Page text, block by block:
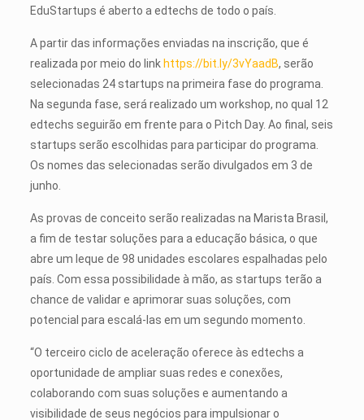
EduStartups é aberto a edtechs de todo o país.
A partir das informações enviadas na inscrição, que é
realizada por meio do linkhttps://bit.ly/3vYaadB, serão
selecionadas 24 startups na primeira fase do programa.
Na segunda fase, será realizado um workshop, no qual 12
edtechs seguirão em frente para o Pitch Day. Ao final, seis
startups serão escolhidas para participar do programa.
Os nomes das selecionadas serão divulgados em 3 de
junho.
As provas de conceito serão realizadas na Marista Brasil,
a fim de testar soluções para a educação básica, o que
abre um leque de 98 unidades escolares espalhadas pelo
país. Com essa possibilidade à mão, as startups terão a
chance de validar e aprimorar suas soluções, com
potencial para escalá-las em um segundo momento.
“O terceiro ciclo de aceleração oferece às edtechs a
oportunidade de ampliar suas redes e conexões,
colaborando com suas soluções e aumentando a
visibilidade de seus negócios para impulsionar o